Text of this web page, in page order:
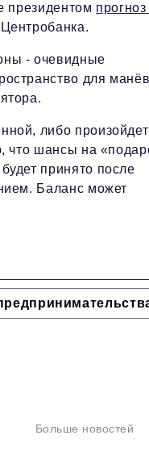
президентом прогноз
- очевидные
для
либо произойдет
что шансы на
принято после
Баланс может
Больше новостей